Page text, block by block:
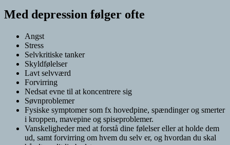
Med depression følger ofte
Angst
Stress
Selvkritiske tanker
Skyldfølelser
Lavt selvværd
Forvirring
Nedsat evne til at koncentrere sig
Søvnproblemer
Fysiske symptomer som fx hovedpine, spændinger og smerter
i kroppen, mavepine og spiseproblemer.
Vanskeligheder med at forstå dine følelser eller at holde dem
ud, samt forvirring om hvem du selv er, og hvordan du skal